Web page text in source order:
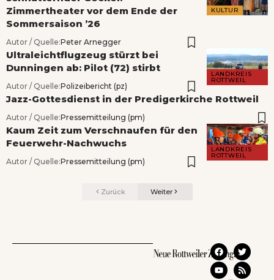
KULTUR
Zimmertheater vor dem Ende der
Sommersaison ’26
Autor / Quelle:Peter Arnegger
LANDKREIS
ROTTWEIL
Ultraleichtflugzeug stürzt bei
Dunningen ab: Pilot (72) stirbt
Autor / Quelle:Polizeibericht (pz)
Jazz-Gottesdienst in der Predigerkirche Rottweil
Autor / Quelle:Pressemitteilung (pm)
LANDKREIS
ROTTWEIL
Kaum Zeit zum Verschnaufen für den
Feuerwehr-Nachwuchs
Autor / Quelle:Pressemitteilung (pm)
Zurück Weiter